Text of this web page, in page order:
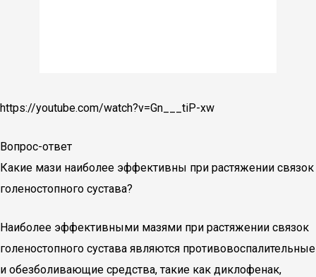
https://youtube.com/watch?v=Gn___tiP-xw
Вопрос-ответ
Какие мази наиболее эффективны при растяжении связок
голеностопного сустава?
Наиболее эффективными мазями при растяжении связок
голеностопного сустава являются противовоспалительные
и обезболивающие средства, такие как диклофенак,